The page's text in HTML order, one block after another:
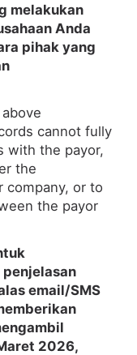
melakukan
Anda
pihak yang
cannot fully
with the payor,
the
company, or to
the payor
email/SMS
2026,